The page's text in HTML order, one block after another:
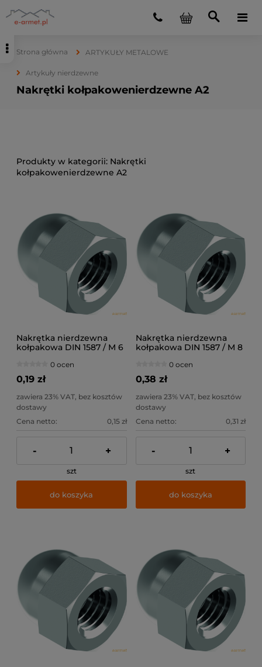
Strona główna ARTYKUŁY METALOWE
Artykuły nierdzewne
Nakrętki kołpakowenierdzewne A2
Nakrętki
kołpakowenierdzewne A2
Nakrętka nierdzewna
kołpakowa DIN 1587 / M 6
0 ocen
0,19 zł
zawiera 23% VAT, bez kosztów
dostawy
Cena netto:
0,15 zł
- +
szt
do koszyka
Nakrętka nierdzewna
kołpakowa DIN 1587 / M 8
0 ocen
0,38 zł
zawiera 23% VAT, bez kosztów
dostawy
Cena netto:
0,31 zł
- +
szt
do koszyka